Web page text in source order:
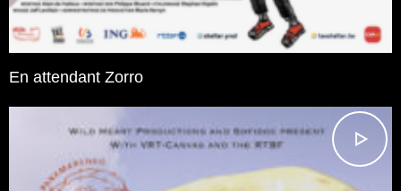
En attendant Zorro